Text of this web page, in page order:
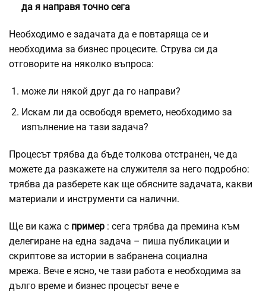
да я направя точно сега
Необходимо е задачата да е повтаряща се и
необходима за бизнес процесите. Струва си да
отговорите на няколко въпроса:
може ли някой друг да го направи?
Искам ли да освободя времето, необходимо за
изпълнение на тази задача?
Процесът трябва да бъде толкова отстранен, че да
можете да разкажете на служителя за него подробно:
трябва да разберете как ще обясните задачата, какви
материали и инструменти са налични.
Ще ви кажа с пример : сега трябва да премина към
делегиране на една задача – пиша публикации и
скриптове за истории в забранена социална
мрежа. Вече е ясно, че тази работа е необходима за
дълго време и бизнес процесът вече е